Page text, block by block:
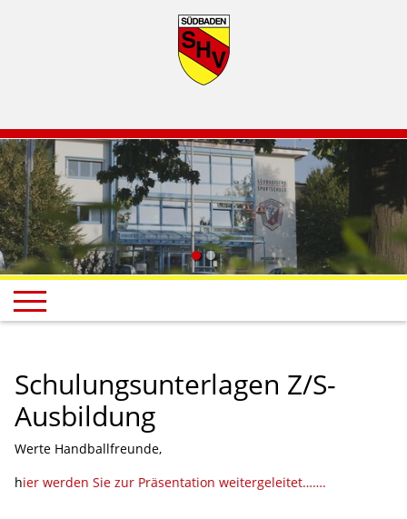
Schulungsunterlagen Z/S-
Ausbildung
Werte Handballfreunde,
hier werden Sie zur Präsentation weitergeleitet…….